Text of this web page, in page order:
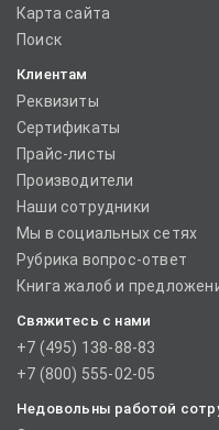
Карта сайта
Поиск
Клиентам
Реквизиты
Сертификаты
Прайс-листы
Производители
Наши сотрудники
Мы в социальных сетях
Рубрика вопрос-ответ
Книга жалоб и
Свяжитесь с нами
+7 (495) 138-88-83
+7 (800) 555-02-05
Недовольны работой